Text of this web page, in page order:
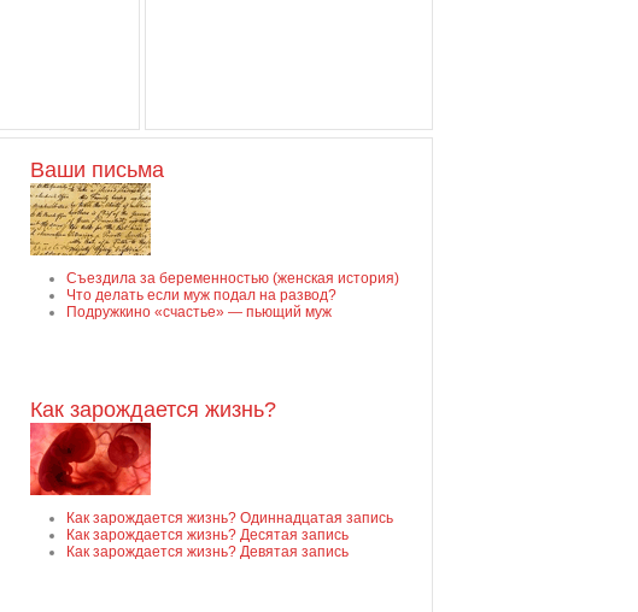
Ваши письма
Съездила за беременностью (женская история)
Что делать если муж подал на развод?
Подружкино «счастье» — пьющий муж
Как зарождается жизнь?
Как зарождается жизнь? Одиннадцатая запись
Как зарождается жизнь? Десятая запись
Как зарождается жизнь? Девятая запись